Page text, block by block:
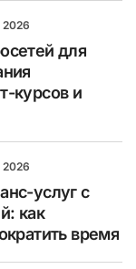
для
курсов и
услуг с
как
время